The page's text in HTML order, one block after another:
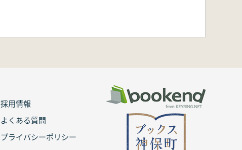
採用情報
よくある質問
プライバシーポリシー